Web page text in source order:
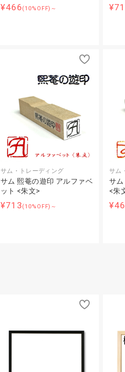
¥466(10%OFF)～
サム・トレーディング
サム 熙菴の遊印 アルファベ
ット <朱文>
¥713(10%OFF)～
サム
サ
<朱